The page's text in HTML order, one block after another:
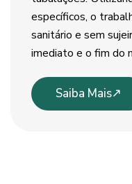
específicos, o
sanitário e sem
imediato e o fim do
Saiba Mais